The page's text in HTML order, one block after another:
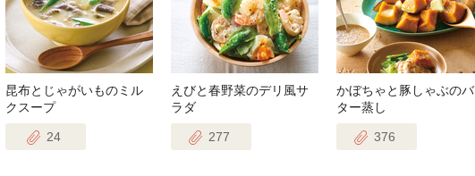
昆布とじゃがいものミル
クスープ
24
えびと春野菜のデリ風サ
ラダ
277
かぼちゃと豚しゃぶのバ
ター蒸し
376